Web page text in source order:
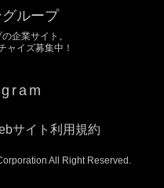
ループ
企業サイト。
ャイズ募集中！
サイト利用規約
All Right Reserved.